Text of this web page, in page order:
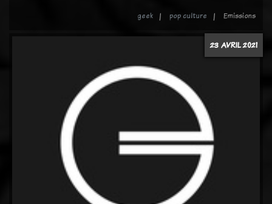
geek pop culture Emissions
23 AVRIL 2021